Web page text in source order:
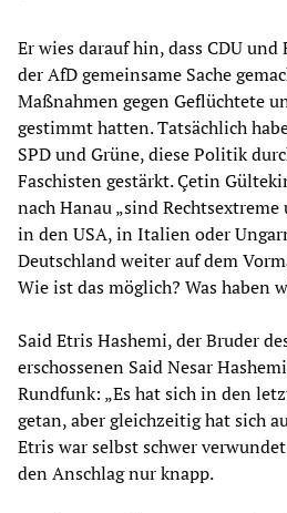
Er wies darauf hin, dass CDU
der AfD gemeinsame Sache
Maßnahmen gegen Geflüchtete
gestimmt hatten. Tatsächlich
SPD und Grüne, diese Politik
Faschisten gestärkt. Çetin
nach Hanau „sind
in den USA, in Italien oder
Deutschland weiter auf dem
Wie ist das möglich? Was haben
Said Etris Hashemi, der Bruder
erschossenen Said Nesar
Rundfunk: „Es hat sich in den
getan, aber gleichzeitig hat sich
Etris war selbst schwer
den Anschlag nur knapp.